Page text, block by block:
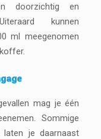
doorzichtig en
kunnen
ml meegenomen
mag je één
Sommige
laten je daarnaast